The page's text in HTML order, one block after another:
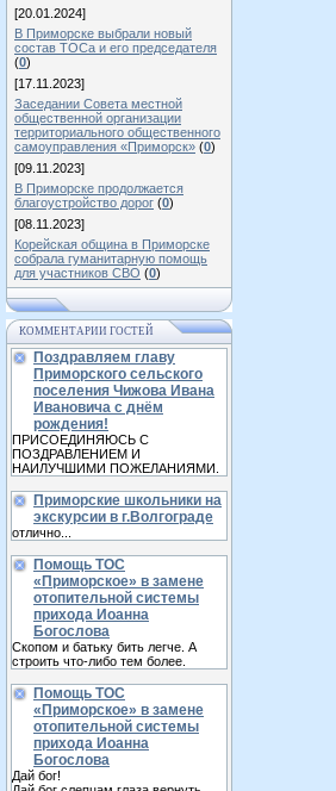
[20.01.2024]
В Приморске выбрали новый
состав ТОСа и его председателя
(0)
[17.11.2023]
Заседании Совета местной
общественной организации
территориального общественного
самоуправления «Приморск» (0)
[09.11.2023]
В Приморске продолжается
благоустройство дорог (0)
[08.11.2023]
Корейская община в Приморске
собрала гуманитарную помощь
для участников СВО (0)
КОММЕНТАРИИ ГОСТЕЙ
Поздравляем главу
Приморского сельского
поселения Чижова Ивана
Ивановича с днём
рождения!
ПРИСОЕДИНЯЮСЬ С
ПОЗДРАВЛЕНИЕМ И
НАИЛУЧШИМИ ПОЖЕЛАНИЯМИ.
Приморские школьники на
экскурсии в г.Волгограде
отлично...
Помощь ТОС
«Приморское» в замене
отопительной системы
прихода Иоанна
Богослова
Скопом и батьку бить легче. А
строить что-либо тем более.
Помощь ТОС
«Приморское» в замене
отопительной системы
прихода Иоанна
Богослова
Дай бог!